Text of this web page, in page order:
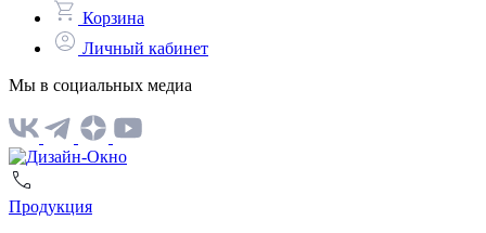
Корзина
Личный кабинет
Мы в социальных медиа
Продукция